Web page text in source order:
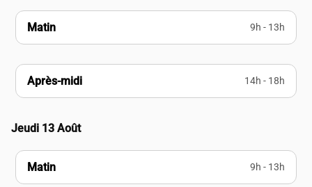
Matin 9h - 13h
Après-midi 14h - 18h
Jeudi 13 Août
Matin 9h - 13h